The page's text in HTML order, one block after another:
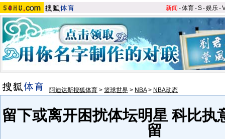
新闻 -体育-S-娱乐-
阿迪达斯搜狐体育 > 篮球世界 > NBA> NBA动态
留下或离开困扰体坛明星 科比执
留